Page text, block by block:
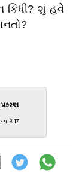
શું હવે
17